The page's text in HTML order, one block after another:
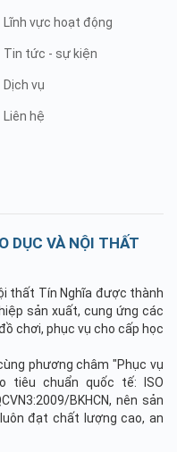
Lĩnh vực hoạt động
Tin tức - sự kiện
Dịch vụ
Liên hệ
DỤC VÀ NỘI THẤT
thất Tín Nghĩa được thành
sản xuất, cung ứng các
chơi, phục vụ cho cấp học
phương châm "Phục vụ
tiêu chuẩn quốc tế: ISO
BKHCN, nên sản
đạt chất lượng cao, an